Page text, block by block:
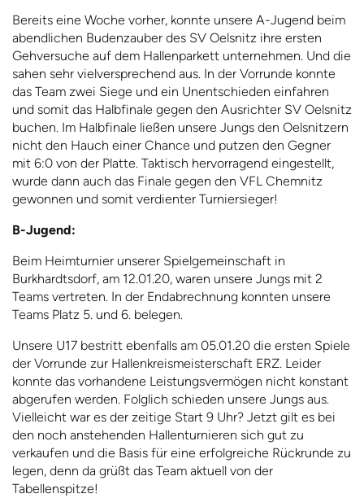
Bereits eine Woche vorher, konnte unsere A-Jugend beim
abendlichen Budenzauber des SV Oelsnitz ihre ersten
Gehversuche auf dem Hallenparkett unternehmen. Und die
sahen sehr vielversprechend aus. In der Vorrunde konnte
das Team zwei Siege und ein Unentschieden einfahren
und somit das Halbfinale gegen den Ausrichter SV Oelsnitz
buchen. Im Halbfinale ließen unsere Jungs den Oelsnitzern
nicht den Hauch einer Chance und putzen den Gegner
mit 6:0 von der Platte. Taktisch hervorragend eingestellt,
wurde dann auch das Finale gegen den VFL Chemnitz
gewonnen und somit verdienter Turniersieger!
B-Jugend:
Beim Heimturnier unserer Spielgemeinschaft in
Burkhardtsdorf, am 12.01.20, waren unsere Jungs mit 2
Teams vertreten. In der Endabrechnung konnten unsere
Teams Platz 5. und 6. belegen.
Unsere U17 bestritt ebenfalls am 05.01.20 die ersten Spiele
der Vorrunde zur Hallenkreismeisterschaft ERZ. Leider
konnte das vorhandene Leistungsvermögen nicht konstant
abgerufen werden. Folglich schieden unsere Jungs aus.
Vielleicht war es der zeitige Start 9 Uhr? Jetzt gilt es bei
den noch anstehenden Hallenturnieren sich gut zu
verkaufen und die Basis für eine erfolgreiche Rückrunde zu
legen, denn da grüßt das Team aktuell von der
Tabellenspitze!